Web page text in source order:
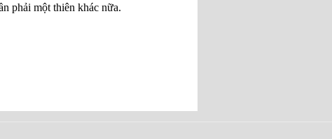
phải một thiên khác nữa.